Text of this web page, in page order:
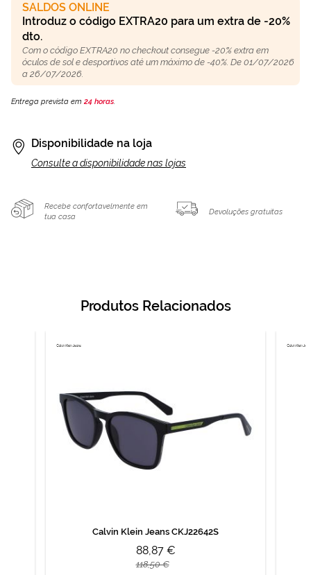
SALDOS ONLINE
Introduz o código EXTRA20 para um extra de -20%
dto.
Com o código EXTRA20 no checkout consegue -20% extra em
óculos de sol e desportivos até um máximo de -40%. De 01/07/2026
a 26/07/2026.
Entrega prevista em24 horas.
Disponibilidade na loja
Consulte a disponibilidade nas lojas
Recebe confortavelmente em
tua casa
Devoluções gratuitas
Produtos Relacionados
Calvin Klein Jeans CKJ22642S
88,87 €
118,50 €